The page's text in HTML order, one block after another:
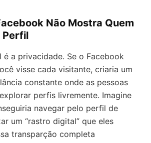
Não Mostra Quem
Perfil
é a privacidade. Se o Facebook
visse cada visitante, criaria um
constante onde as pessoas
perfis livremente. Imagine
navegar pelo perfil de
um “rastro digital” que eles
transparção completa